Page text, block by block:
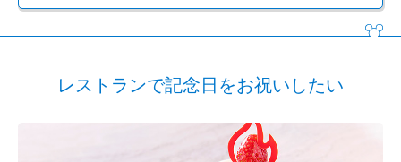
レストランで記念日をお祝いしたい